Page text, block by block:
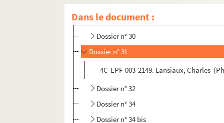
Dans le document :
Dossier n° 28
Dossier n° 29
Dossier n° 30
Dossier n° 31
4C-EPF-003-2149. Lansiaux, Charles
Dossier n° 32
Dossier n° 34
Dossier n° 34 bis